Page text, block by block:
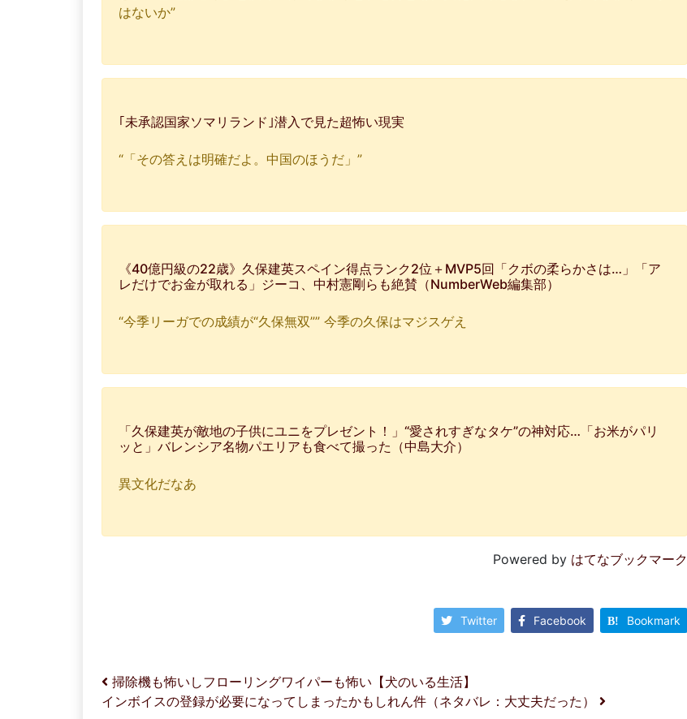
はないか”
｢未承認国家ソマリランド｣潜入で見た超怖い現実
“「その答えは明確だよ。中国のほうだ」”
《40億円級の22歳》久保建英スペイン得点ランク2位＋MVP5回「クボの柔らかさは…」「ア
レだけでお金が取れる」ジーコ、中村憲剛らも絶賛（NumberWeb編集部）
“今季リーガでの成績が“久保無双”” 今季の久保はマジスゲえ
「久保建英が敵地の子供にユニをプレゼント！」“愛されすぎなタケ”の神対応…「お米がパリ
ッと」バレンシア名物パエリアも食べて撮った（中島大介）
異文化だなあ
Powered by はてなブックマーク
Twitter Facebook Bookmark
投稿ナビゲーション
掃除機も怖いしフローリングワイパーも怖い【犬のいる生活】
インボイスの登録が必要になってしまったかもしれん件（ネタバレ：大丈夫だった）